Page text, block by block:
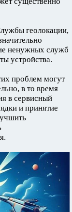
геолокации,
ненужных служб
устройства.
проблем могут
в то время
в сервисный
и принятие